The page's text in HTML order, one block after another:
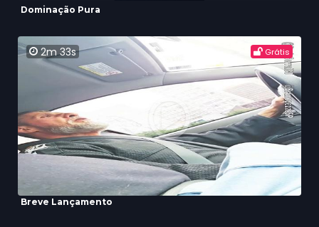
Dominação Pura
2m 33s Grátis
Breve Lançamento